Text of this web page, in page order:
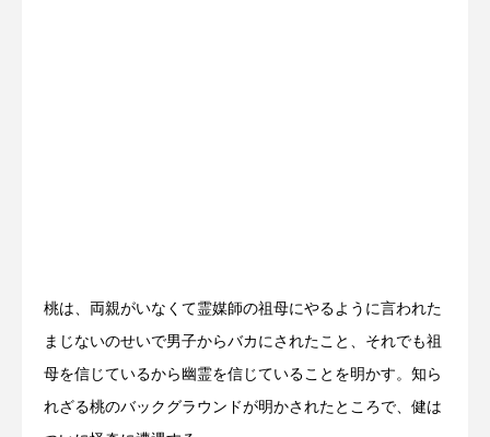
桃は、両親がいなくて霊媒師の祖母にやるように言われた
まじないのせいで男子からバカにされたこと、それでも祖
母を信じているから幽霊を信じていることを明かす。知ら
れざる桃のバックグラウンドが明かされたところで、健は